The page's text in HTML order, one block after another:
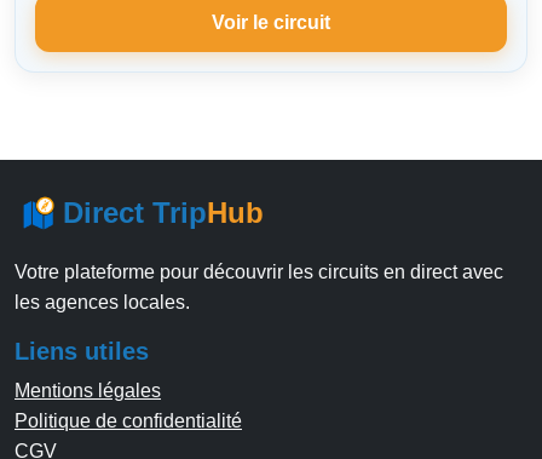
Voir le circuit
Direct TripHub
Votre plateforme pour découvrir les circuits en direct avec
les agences locales.
Liens utiles
Mentions légales
Politique de confidentialité
CGV